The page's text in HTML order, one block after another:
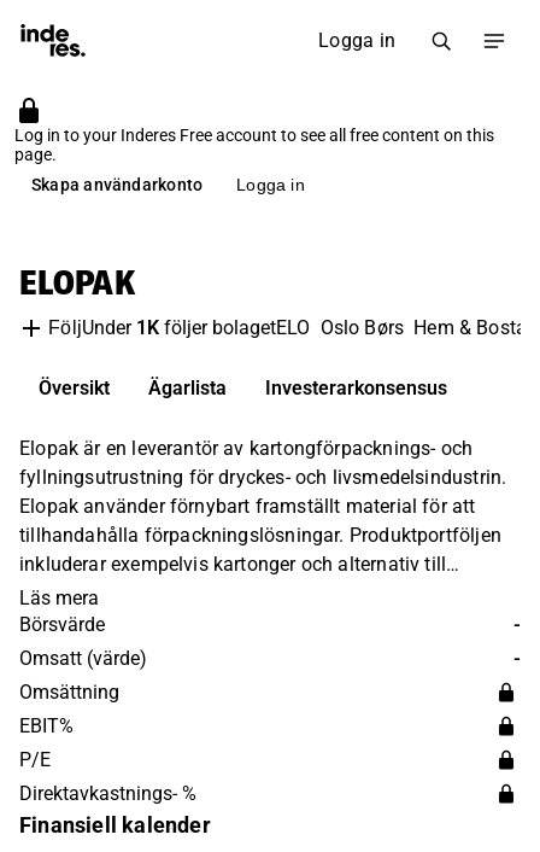
Logga in
Log in to your Inderes Free account to see all free content on this
page.
Skapa användarkonto
Logga in
ELOPAK
FöljUnder 1K följer bolagetELO Oslo Børs Hem & Bostad
Översikt Ägarlista Investerarkonsensus
Elopak är en leverantör av kartongförpacknings- och
fyllningsutrustning för dryckes- och livsmedelsindustrin.
Elopak använder förnybart framställt material för att
tillhandahålla förpackningslösningar. Produktportföljen
inkluderar exempelvis kartonger och alternativ till
plastflaskor. Elopak är verksamt på en global nivå och
har sitt huvudkontor i Norge.
Läs mera
Börsvärde
-
Omsatt (värde)
-
Omsättning
EBIT%
P/E
Direktavkastnings- %
Finansiell kalender